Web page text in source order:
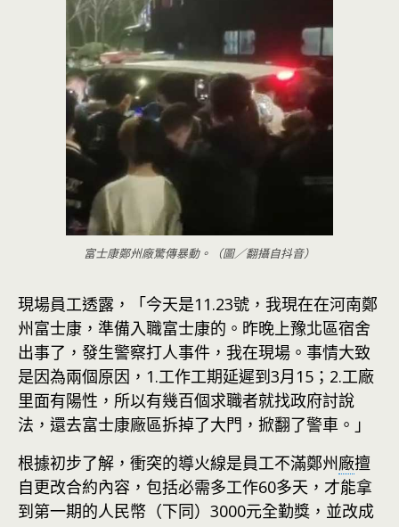
富士康鄭州廠驚傳暴動。（圖／翻攝自抖音）
現場員工透露，「今天是11.23號，我現在在河南鄭
州富士康，準備入職富士康的。昨晚上豫北區宿舍
出事了，發生警察打人事件，我在現場。事情大致
是因為兩個原因，1.工作工期延遲到3月15；2.工廠
里面有陽性，所以有幾百個求職者就找政府討說
法，還去富士康廠區拆掉了大門，掀翻了警車。」
根據初步了解，衝突的導火線是員工不滿鄭州廠擅
自更改合約內容，包括必需多工作60多天，才能拿
到第一期的人民幣（下同）3000元全勤獎，並改成